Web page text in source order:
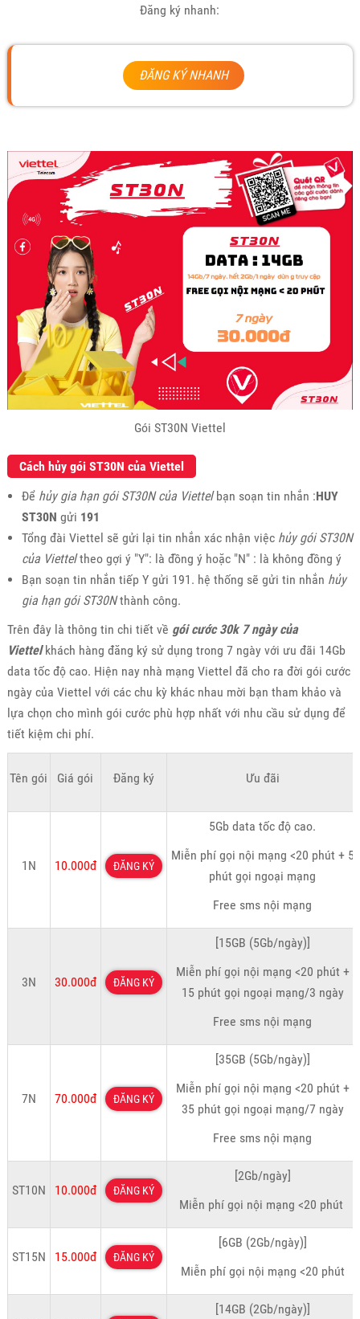
Đăng ký nhanh:
ĐĂNG KÝ NHANH
Gói ST30N Viettel
Cách hủy gói ST30N của Viettel
Để hủy gia hạn gói ST30N của Viettelbạn soạn tin nhắn :HUY
ST30N gửi 191
Tổng đài Viettel sẽ gửi lại tin nhắn xác nhận việc hủy gói ST30N
của Vietteltheo gợi ý "Y": là đồng ý hoặc "N" : là không đồng ý
Bạn soạn tin nhắn tiếp Y gửi 191. hệ thống sẽ gửi tin nhắn hủy
gia hạn gói ST30Nthành công.
Trên đây là thông tin chi tiết về gói cước 30k 7 ngày của
Viettelkhách hàng đăng ký sử dụng trong 7 ngày với ưu đãi 14Gb
data tốc độ cao. Hiện nay nhà mạng Viettel đã cho ra đời gói cước
ngày của Viettel với các chu kỳ khác nhau mời bạn tham khảo và
lựa chọn cho mình gói cước phù hợp nhất với nhu cầu sử dụng để
tiết kiệm chi phí.
Tên gói Giá gói Đăng ký Ưu đãi
1N 10.000đ ĐĂNG KÝ
5Gb data tốc độ cao.
Miễn phí gọi nội mạng <20 phút + 5
phút gọi ngoại mạng
Free sms nội mạng
3N 30.000đ ĐĂNG KÝ
[15GB (5Gb/ngày)]
Miễn phí gọi nội mạng <20 phút +
15 phút gọi ngoại mạng/3 ngày
Free sms nội mạng
7N 70.000đ ĐĂNG KÝ
[35GB (5Gb/ngày)]
Miễn phí gọi nội mạng <20 phút +
35 phút gọi ngoại mạng/7 ngày
Free sms nội mạng
ST10N 10.000đ ĐĂNG KÝ
[2Gb/ngày]
Miễn phí gọi nội mạng <20 phút
ST15N 15.000đ ĐĂNG KÝ
[6GB (2Gb/ngày)]
Miễn phí gọi nội mạng <20 phút
[14GB (2Gb/ngày)]